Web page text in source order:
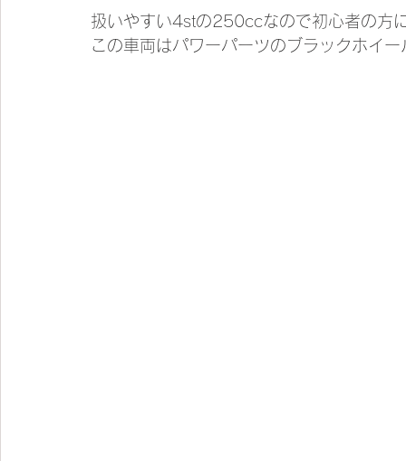
扱いやすい4stの250ccなので初心者の方
この車両はパワーパーツのブラックホイ